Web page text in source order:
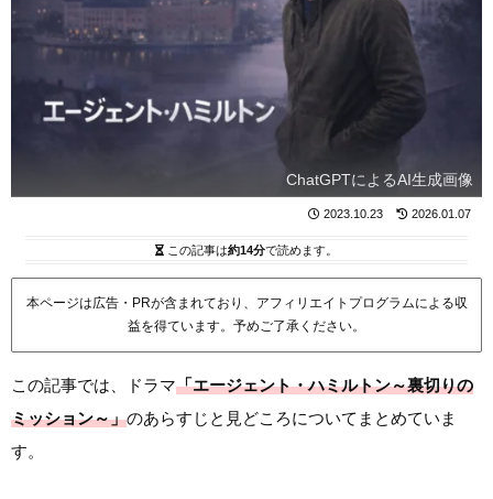
ChatGPTによるAI生成画像
2023.10.23 2026.01.07
この記事は約14分で読めます。
本ページは広告・PRが含まれており、アフィリエイトプログラムによる収
益を得ています。予めご了承ください。
この記事では、ドラマ「エージェント・ハミルトン～裏切りの
ミッション～」のあらすじと見どころについてまとめていま
す。